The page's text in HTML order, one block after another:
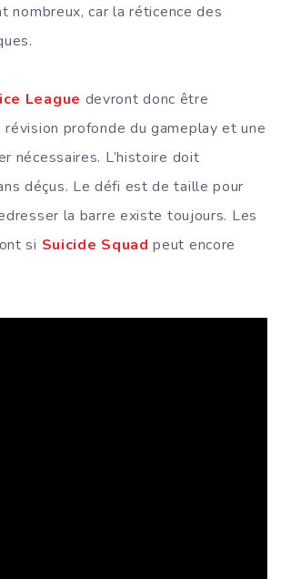
nombreux, car la réticence des
League devront donc être
profonde du gameplay et une
nécessaires. L’histoire doit
déçus. Le défi est de taille pour
la barre existe toujours. Les
si Suicide Squad peut encore